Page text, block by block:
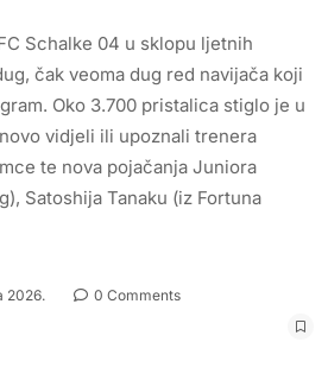
Schalke 04 u sklopu ljetnih
čak veoma dug red navijača koji
Oko 3.700 pristalica stiglo je u
vidjeli ili upoznali trenera
te nova pojačanja Juniora
Satoshija Tanaku (iz Fortuna
2026.
0 Comments